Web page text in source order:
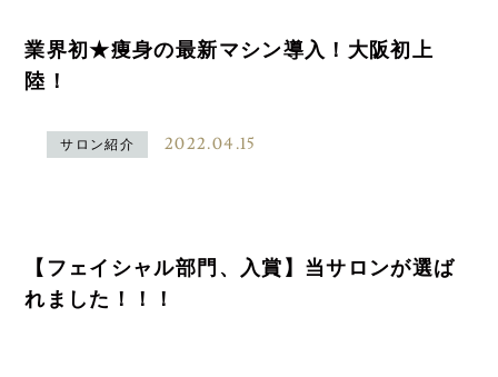
業界初★痩身の最新マシン導入！大阪初上
陸！
サロン紹介 2022.04.15
【フェイシャル部門、入賞】当サロンが選ば
れました！！！